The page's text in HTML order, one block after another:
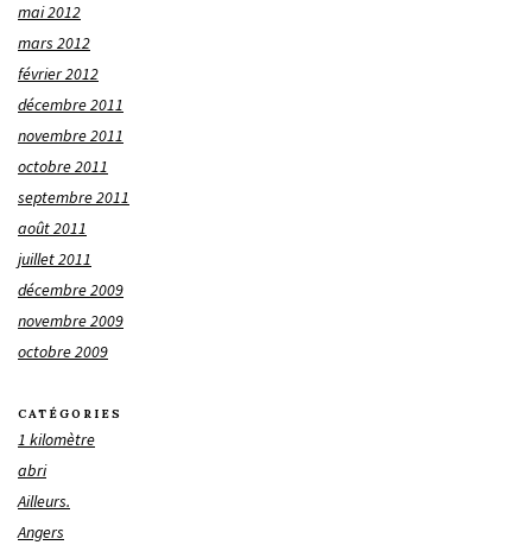
mai 2012
mars 2012
février 2012
décembre 2011
novembre 2011
octobre 2011
septembre 2011
août 2011
juillet 2011
décembre 2009
novembre 2009
octobre 2009
CATÉGORIES
1 kilomètre
abri
Ailleurs.
Angers